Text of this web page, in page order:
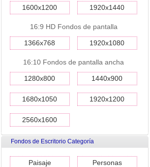
1600x1200 1920x1440
16:9 HD Fondos de pantalla
1366x768 1920x1080
16:10 Fondos de pantalla ancha
1280x800 1440x900
1680x1050 1920x1200
2560x1600
Fondos de Escritorio Categoría
Paisaje Personas